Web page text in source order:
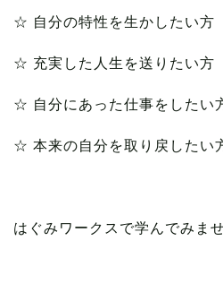
☆ 自分の特性を生かしたい方
☆ 充実した人生を送りたい方
☆ 自分にあった仕事をしたい
☆ 本来の自分を取り戻したい
はぐみワークスで学んでみま